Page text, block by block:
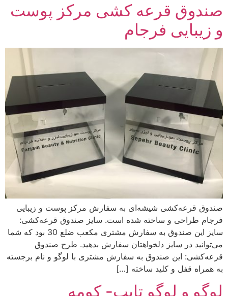
صندوق قرعه کشی مرکز پوست
و زیبایی فرجام
صندوق قرعه‌کشی شیشه‌ای به سفارش مرکز پوست و زیبایی
فرجام طراحی و ساخته شده است. سایز صندوق قرعه‌کشی:
سایز این صندوق به سفارش مشتری مکعب ضلع 30 بود که شما
می‌توانید در سایز دلخواهتان سفارش بدهید. طرح‌ صندوق
قرعه‌کشی: این صندوق به سفارش مشتری با لوگو و نام برجسته
به همراه قفل و کلید ساخته […]
لوگو و لوگو تایپ- کومه